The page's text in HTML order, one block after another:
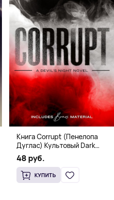
Книга Corrupt (Пенелопа
Дуглас) Культовый Dark
Romance бестселлер (18+)
48 руб.
КУПИТЬ